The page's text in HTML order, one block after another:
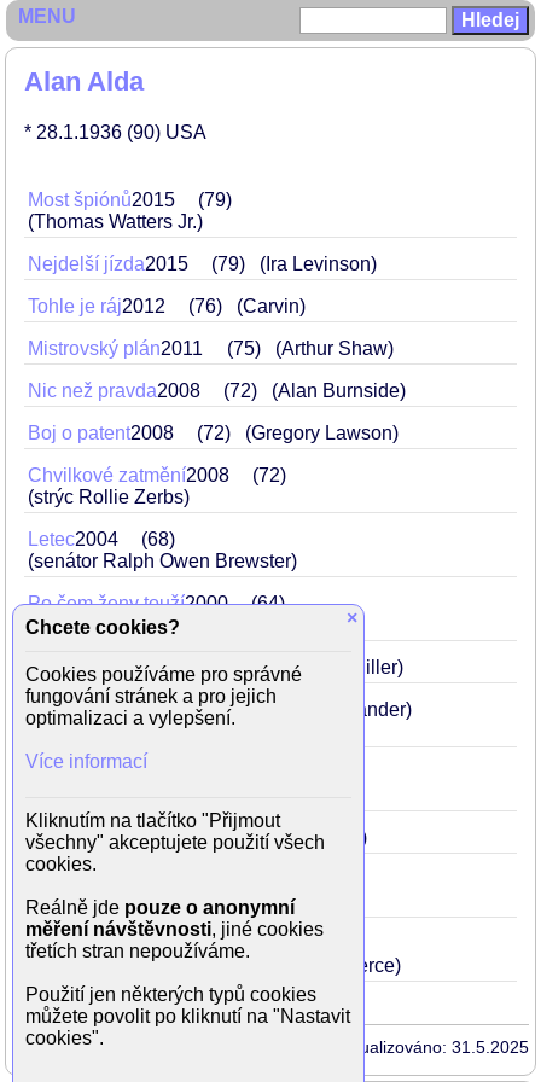
Alan Alda
* 28.1.1936 (90) USA
Most špiónů2015
79
(Thomas Watters Jr.)
Nejdelší jízda2015 79 (Ira Levinson)
Tohle je ráj2012 76 (Carvin)
Mistrovský plán2011 75 (Arthur Shaw)
Nic než pravda2008 72 (Alan Burnside)
Boj o patent2008 72 (Gregory Lawson)
Chvilkové zatmění2008
72
(strýc Rollie Zerbs)
Letec2004
68
(senátor Ralph Owen Brewster)
Po čem ženy touží2000
64
(Dan Wanamaker)
Objekt mé lásky1998 62 (Sidney Miller)
Město šílenců1997 61 (Kevin Hollander)
Vražda v Bílém domě
Zločiny a poklesky1989 53 (Lester)
(George Peters)
M.A.S.H.1972
36
(Capt. Benjamin Franklin 'Hawkeye' Pierce)
Aktualizováno: 31.5.2025
MENU
×
Chcete cookies?
Cookies používáme pro správné
fungování stránek a pro jejich
optimalizaci a vylepšení.
Více informací
Kliknutím na tlačítko "Přijmout
všechny" akceptujete použití všech
cookies.
Reálně jde pouze o anonymní
měření návštěvnosti, jiné cookies
třetích stran nepoužíváme.
Použití jen některých typů cookies
můžete povolit po kliknutí na "Nastavit
cookies".